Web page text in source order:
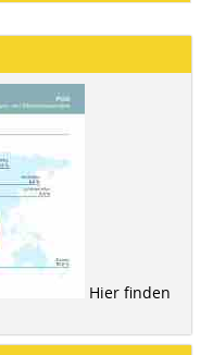
Hier finden